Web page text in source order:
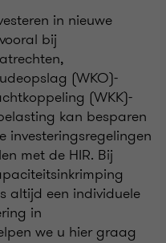
in nieuwe
bij
(WKO)-
(WKK)-
kan besparen
investeringsregelingen
met de HIR. Bij
altijd een individuele
in
we u hier graag